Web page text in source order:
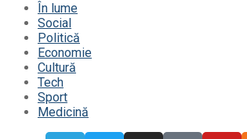
În lume
Social
Politică
Economie
Cultură
Tech
Sport
Medicină